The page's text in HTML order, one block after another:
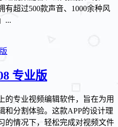
有超过500款声音、1000余种风
...
专业版
的专业视频编辑软件，旨在为用
和分割体验。这款APP的设计理
的情况下，轻松完成对视频文件